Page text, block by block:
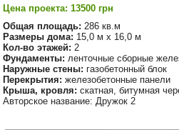
Цена проекта: 13500 грн
Общая площадь: 286 кв.м
Размеры дома: 15,0 м х 16,0 м
Кол-во этажей: 2
Фундаменты: ленточные сборные
Наружные стены: газобетонный блок
Перекрытия: железобетонные панели
Крыша, кровля: скатная, битумная
Авторское название: Дружок 2